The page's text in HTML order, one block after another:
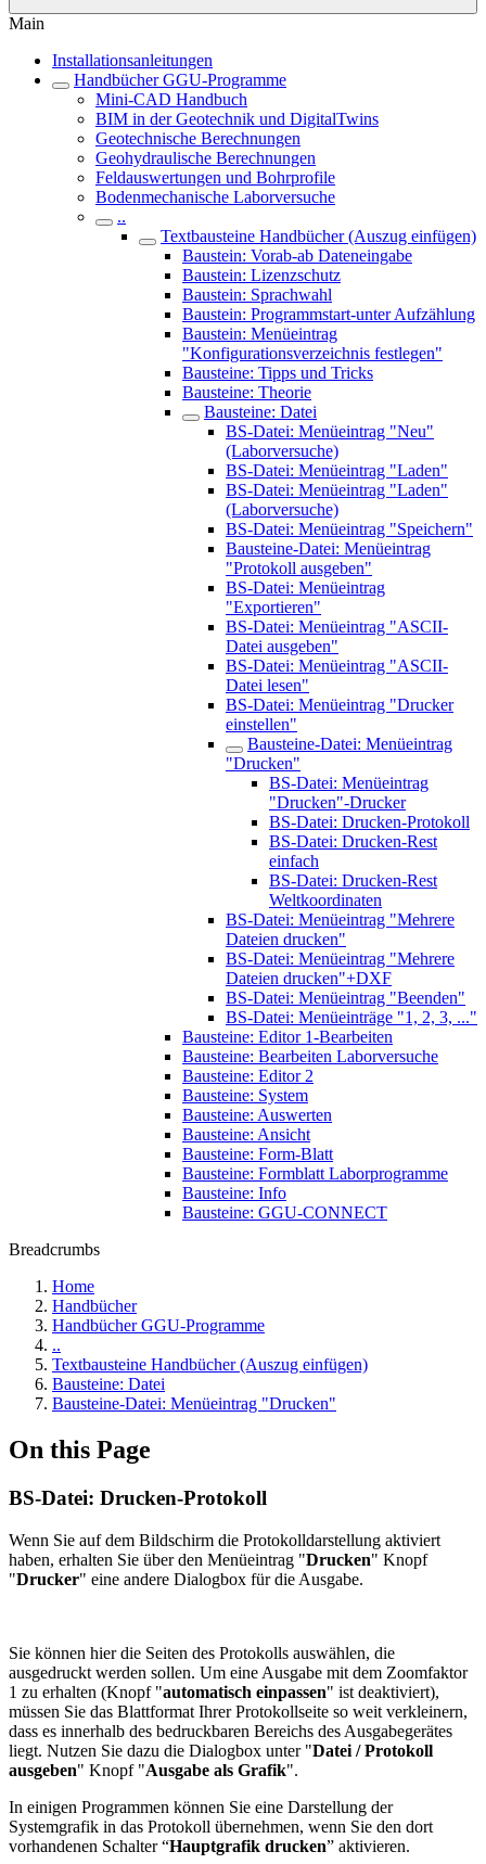
Main
Installationsanleitungen
Handbücher GGU-Programme
Mini-CAD Handbuch
BIM in der Geotechnik und DigitalTwins
Geotechnische Berechnungen
Geohydraulische Berechnungen
Feldauswertungen und Bohrprofile
Bodenmechanische Laborversuche
..
Textbausteine Handbücher (Auszug einfügen)
Baustein: Vorab-ab Dateneingabe
Baustein: Lizenzschutz
Baustein: Sprachwahl
Baustein: Programmstart-unter Aufzählung
Baustein: Menüeintrag
"Konfigurationsverzeichnis festlegen"
Bausteine: Tipps und Tricks
Bausteine: Theorie
Bausteine: Datei
BS-Datei: Menüeintrag "Neu"
(Laborversuche)
BS-Datei: Menüeintrag "Laden"
BS-Datei: Menüeintrag "Laden"
(Laborversuche)
BS-Datei: Menüeintrag "Speichern"
Bausteine-Datei: Menüeintrag
"Protokoll ausgeben"
BS-Datei: Menüeintrag
"Exportieren"
BS-Datei: Menüeintrag "ASCII-
Datei ausgeben"
BS-Datei: Menüeintrag "ASCII-
Datei lesen"
BS-Datei: Menüeintrag "Drucker
einstellen"
Bausteine-Datei: Menüeintrag
"Drucken"
BS-Datei: Menüeintrag
"Drucken"-Drucker
BS-Datei: Drucken-Protokoll
BS-Datei: Drucken-Rest
einfach
BS-Datei: Drucken-Rest
Weltkoordinaten
BS-Datei: Menüeintrag "Mehrere
Dateien drucken"
BS-Datei: Menüeintrag "Mehrere
Dateien drucken"+DXF
BS-Datei: Menüeintrag "Beenden"
BS-Datei: Menüeinträge "1, 2, 3, ..."
Bausteine: Editor 1-Bearbeiten
Bausteine: Bearbeiten Laborversuche
Bausteine: Editor 2
Bausteine: System
Bausteine: Auswerten
Bausteine: Ansicht
Bausteine: Form-Blatt
Bausteine: Formblatt Laborprogramme
Bausteine: Info
Bausteine: GGU-CONNECT
Breadcrumbs
Home
Handbücher
Handbücher GGU-Programme
..
Textbausteine Handbücher (Auszug einfügen)
Bausteine: Datei
Bausteine-Datei: Menüeintrag "Drucken"
On this Page
BS-Datei: Drucken-Protokoll
Wenn Sie auf dem Bildschirm die Protokolldarstellung aktiviert
haben, erhalten Sie über den Menüeintrag "Drucken" Knopf
"Drucker" eine andere Dialogbox für die Ausgabe.
Sie können hier die Seiten des Protokolls auswählen, die
ausgedruckt werden sollen. Um eine Ausgabe mit dem Zoomfaktor
1 zu erhalten (Knopf "automatisch einpassen" ist deaktiviert),
müssen Sie das Blattformat Ihrer Protokollseite so weit verkleinern,
dass es innerhalb des bedruckbaren Bereichs des Ausgabegerätes
liegt. Nutzen Sie dazu die Dialogbox unter "Datei / Protokoll
ausgeben" Knopf "Ausgabe als Grafik".
In einigen Programmen können Sie eine Darstellung der
Systemgrafik in das Protokoll übernehmen, wenn Sie den dort
vorhandenen Schalter “Hauptgrafik drucken” aktivieren.